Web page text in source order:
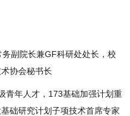
副院长兼GF科研处处长，校
协会秘书长
青年人才，173基础加强计划重
础研究计划子项技术首席专家